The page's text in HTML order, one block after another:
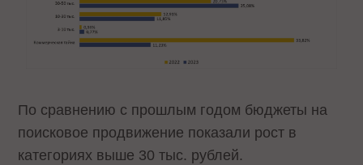
По сравнению с прошлым годом бюджеты на
поисковое продвижение показали рост в
категориях выше 30 тыс. рублей.